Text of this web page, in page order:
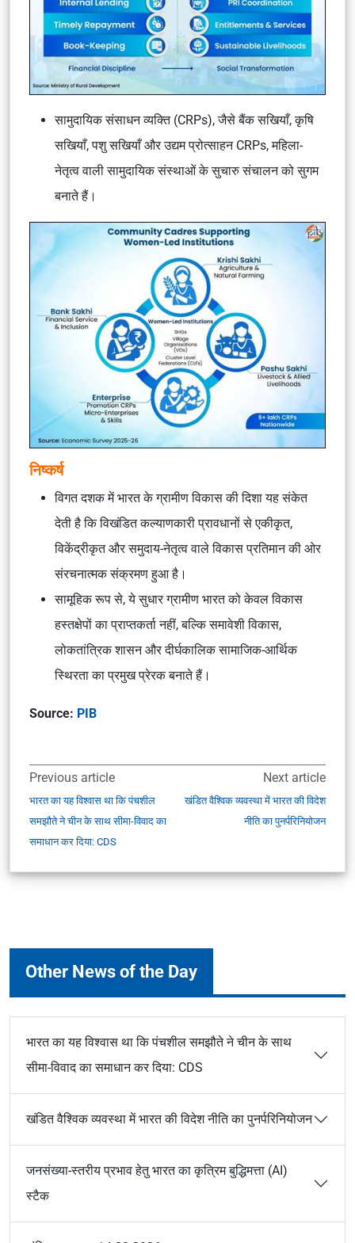
सामुदायिक संसाधन व्यक्ति (CRPs), जैसे बैंक सखियाँ, कृषि
सखियाँ, पशु सखियाँ और उद्यम प्रोत्साहन CRPs, महिला-
नेतृत्व वाली सामुदायिक संस्थाओं के सुचारु संचालन को सुगम
बनाते हैं।
निष्कर्ष
विगत दशक में भारत के ग्रामीण विकास की दिशा यह संकेत
देती है कि विखंडित कल्याणकारी प्रावधानों से एकीकृत,
विकेंद्रीकृत और समुदाय-नेतृत्व वाले विकास प्रतिमान की ओर
संरचनात्मक संक्रमण हुआ है।
सामूहिक रूप से, ये सुधार ग्रामीण भारत को केवल विकास
हस्तक्षेपों का प्राप्तकर्ता नहीं, बल्कि समावेशी विकास,
लोकतांत्रिक शासन और दीर्घकालिक सामाजिक-आर्थिक
स्थिरता का प्रमुख प्रेरक बनाते हैं।
Source: PIB
Previous article
भारत का यह विश्वास था कि पंचशील
समझौते ने चीन के साथ सीमा-विवाद का
समाधान कर दिया: CDS
Next article
खंडित वैश्विक व्यवस्था में भारत की विदेश
नीति का पुनर्परिनियोजन
Other News of the Day
भारत का यह विश्वास था कि पंचशील समझौते ने चीन के साथ
सीमा-विवाद का समाधान कर दिया: CDS
खंडित वैश्विक व्यवस्था में भारत की विदेश नीति का पुनर्परिनियोजन
जनसंख्या-स्तरीय प्रभाव हेतु भारत का कृत्रिम बुद्धिमत्ता (AI)
स्टैक